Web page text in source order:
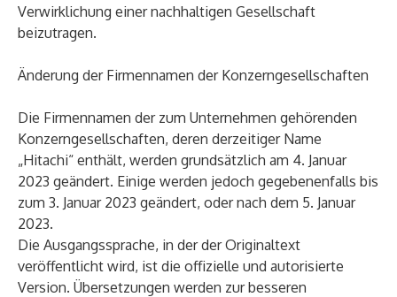
Verwirklichung einer nachhaltigen Gesellschaft
beizutragen.
Änderung der Firmennamen der Konzerngesellschaften
Die Firmennamen der zum Unternehmen gehörenden
Konzerngesellschaften, deren derzeitiger Name
„Hitachi“ enthält, werden grundsätzlich am 4. Januar
2023 geändert. Einige werden jedoch gegebenenfalls bis
zum 3. Januar 2023 geändert, oder nach dem 5. Januar
2023.
Die Ausgangssprache, in der der Originaltext
veröffentlicht wird, ist die offizielle und autorisierte
Version. Übersetzungen werden zur besseren